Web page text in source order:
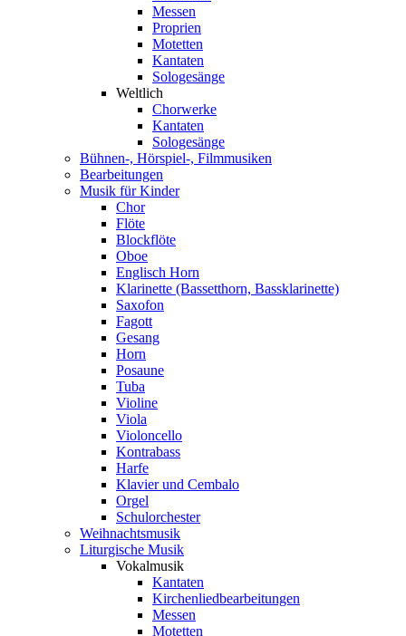
Messen
Proprien
Motetten
Kantaten
Sologesänge
Weltlich
Chorwerke
Kantaten
Sologesänge
Bühnen-, Hörspiel-, Filmmusiken
Bearbeitungen
Musik für Kinder
Chor
Flöte
Blockflöte
Oboe
Englisch Horn
Klarinette (Bassetthorn, Bassklarinette)
Saxofon
Fagott
Gesang
Horn
Posaune
Tuba
Violine
Viola
Violoncello
Kontrabass
Harfe
Klavier und Cembalo
Orgel
Schulorchester
Weihnachtsmusik
Liturgische Musik
Vokalmusik
Kantaten
Kirchenliedbearbeitungen
Messen
Motetten